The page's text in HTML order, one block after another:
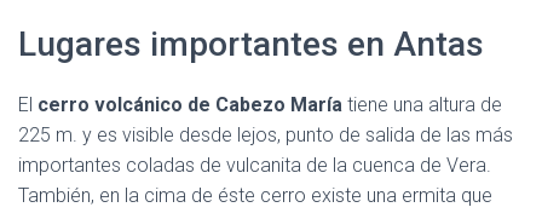
Lugares importantes en Antas
El cerro volcánico de Cabezo María tiene una altura de
225 m. y es visible desde lejos, punto de salida de las más
importantes coladas de vulcanita de la cuenca de Vera.
También, en la cima de éste cerro existe una ermita que